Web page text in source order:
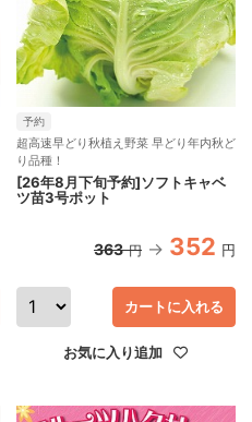
予約
超高速早どり秋植え野菜 早どり年内秋ど
り品種！
[26年8月下旬予約]ソフトキャベ
ツ苗3号ポット
363 円 352 円
お気に入り追加
カートに入れる